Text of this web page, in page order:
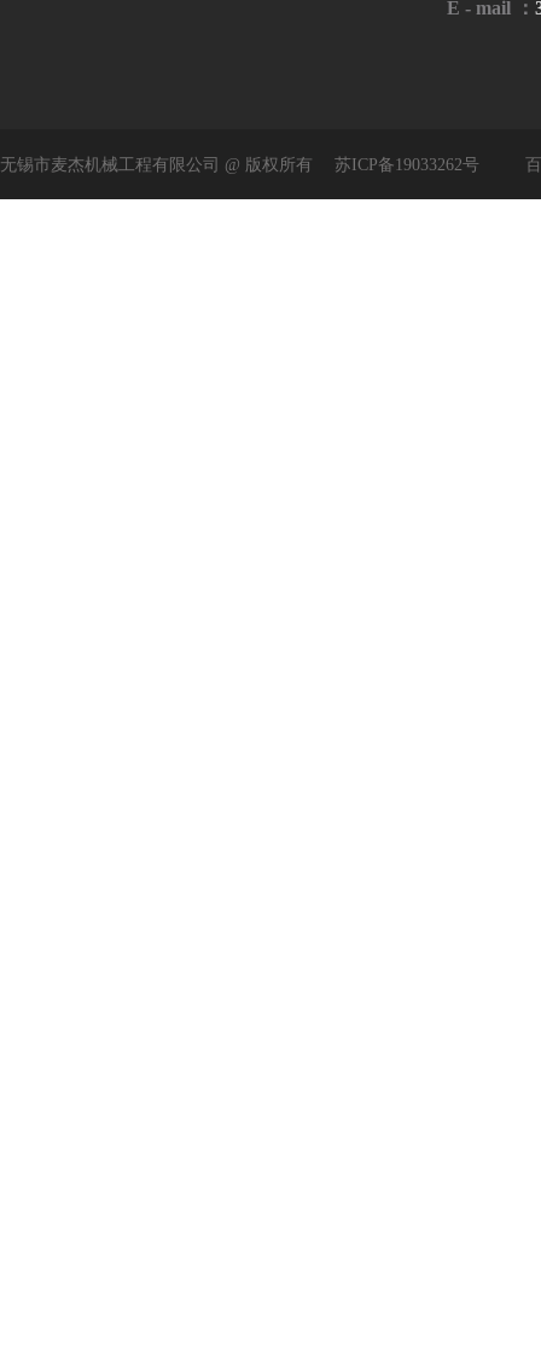
E - mail ：
无锡市麦杰机械工程有限公司 @ 版权所有 苏ICP备19033262号 百